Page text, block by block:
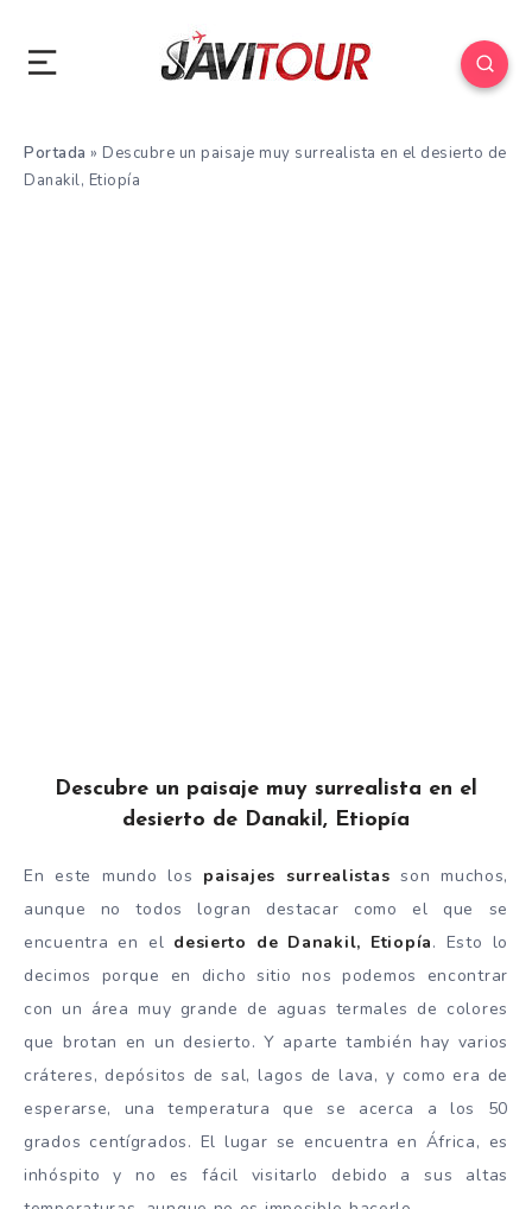
Portada » Descubre un paisaje muy surrealista en el desierto de
Danakil, Etiopía
Descubre un paisaje muy surrealista en el
desierto de Danakil, Etiopía
En este mundo los paisajes surrealistas son muchos,
aunque no todos logran destacar como el que se
encuentra en el desierto de Danakil, Etiopía. Esto lo
decimos porque en dicho sitio nos podemos encontrar
con un área muy grande de aguas termales de colores
que brotan en un desierto. Y aparte también hay varios
cráteres, depósitos de sal, lagos de lava, y como era de
esperarse, una temperatura que se acerca a los 50
grados centígrados. El lugar se encuentra en África, es
inhóspito y no es fácil visitarlo debido a sus altas